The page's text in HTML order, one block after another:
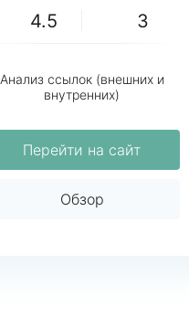
4.5 3
Анализ ссылок (внешних и
внутренних)
Перейти на сайт
Обзор